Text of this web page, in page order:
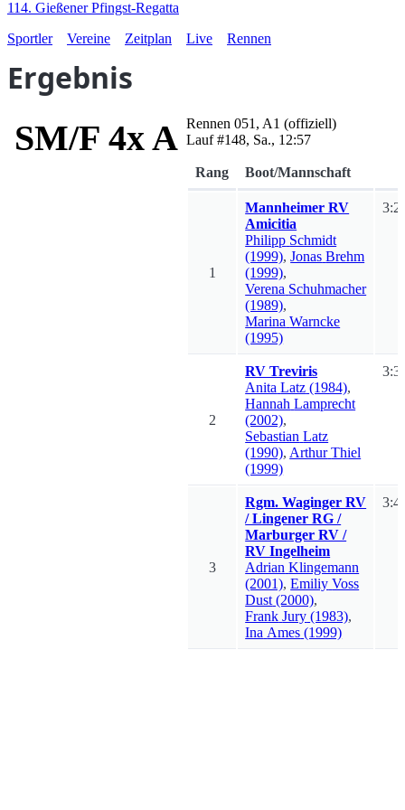
114. Gießener Pfingst-Regatta
Sportler
Vereine Zeitplan Live Rennen
Ergebnis
SM/F 4x A Rennen051 , A1 (offiziell)
Lauf #148, Sa., 12:57
Rang Boot/Mannschaft
1
Mannheimer RV
Amicitia
Philipp Schmidt
(1999),Jonas Brehm
(1999),
Verena Schuhmacher
(1989),
Marina Warncke
(1995)
2
RV Treviris
Anita Latz (1984),
Hannah Lamprecht
(2002),
Sebastian Latz
(1990), Arthur Thiel
(1999)
3
Rgm. Waginger RV
/ Lingener RG /
Marburger RV /
RV Ingelheim
Adrian Klingemann
(2001),Emiliy Voss
Dust (2000),
Frank Jury (1983),
Ina Ames (1999)